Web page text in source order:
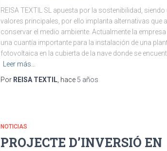
REISA TEXTIL SL apuesta por la sostenibilidad,
valores principales, por ello implanta alternativas que
conservar el medio ambiente. Actualmente la
una cuantía importante para la instalación de una
fotovoltaica en la cubierta de la nave donde se
Leer más…
Por REISA TEXTIL , hace 5 años
NOTICIAS
PROJECTE D’INVERSIÓ EN